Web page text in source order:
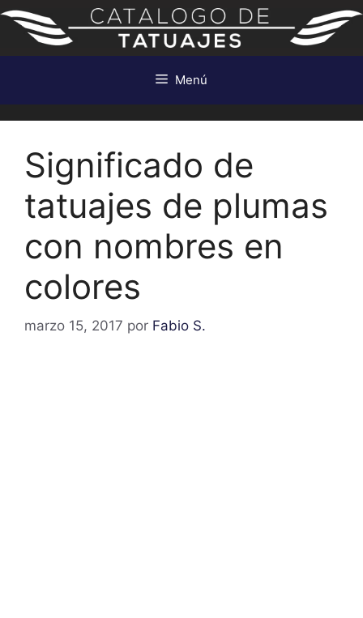
Saltar
contenido
Menú
Significado de
tatuajes de plumas
con nombres en
colores
marzo 15, 2017 por Fabio S.